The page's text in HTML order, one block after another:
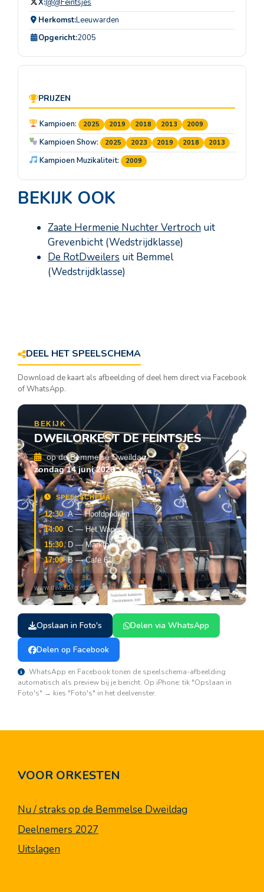
Herkomst:Leeuwarden
Opgericht:2005
PRIJZEN
Kampioen: 2025 2019 2018 2013 2009
Kampioen Show: 2025 2023 2019 2018 2013
Kampioen Muzikaliteit: 2009
BEKIJK OOK
Zaate Hermenie Nuchter Vertroch uit
Grevenbicht (Wedstrijdklasse)
De RotDweilers uit Bemmel
(Wedstrijdklasse)
DEEL HET SPEELSCHEMA
Download de kaart als afbeelding of deel hem direct via Facebook
of WhatsApp.
BEKIJK
DWEILORKEST DE FEINTSJES
op de Bemmelse Dweildag
zondag 14 juni 2026
SPEELSCHEMA
12:30 A — Hoofdpodium
14:00 C — Het Wapen
15:30
D — Marktplein
17:00 B — Cafe 61
www.dweildag.nl
Opslaan in Foto's Delen via WhatsApp
Delen op Facebook
WhatsApp en Facebook tonen de speelschema-afbeelding
automatisch als preview bij je bericht. Op iPhone: tik "Opslaan in
Foto's" → kies "Foto's" in het deelvenster.
VOOR ORKESTEN
Nu / straks op de Bemmelse Dweildag
Deelnemers 2027
Uitslagen